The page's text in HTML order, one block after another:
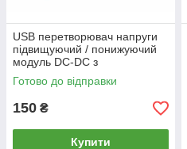
USB перетворювач напруги
підвищуючий / понижуючий
модуль DC-DC з
вольтметром, вхід 3.5-12В,
вихід 1.2-24В
Готово до відправки
150 ₴
Купити